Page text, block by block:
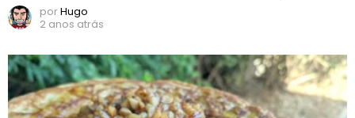
porHugo
2 anos atrás